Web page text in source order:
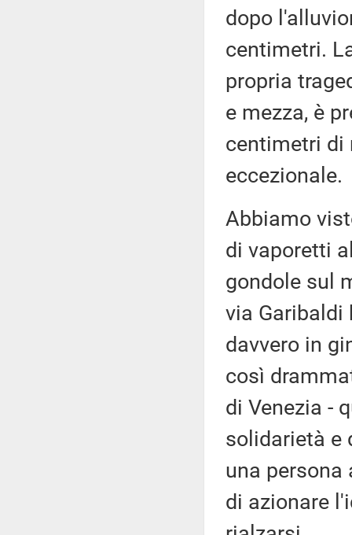
dopo
centimetri.
propria
e mezza, è
centimetri di
eccezionale.
Abbiamo
di vaporetti
gondole sul
via Garibaldi
davvero in
così
di Venezia -
solidarietà e
una persona
di azionare